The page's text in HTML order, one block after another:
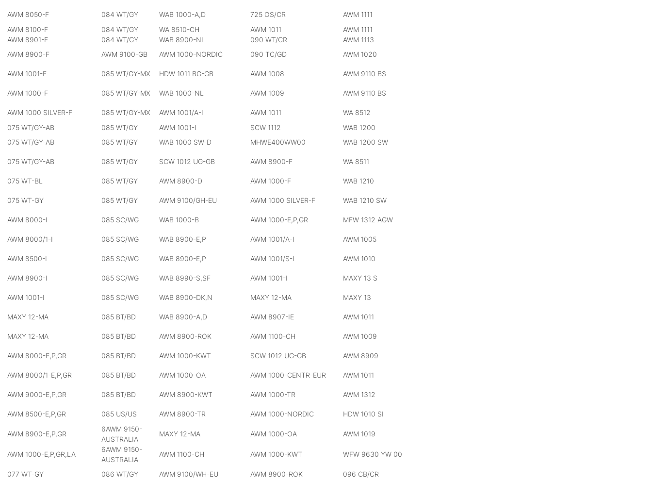
AWM 8050-F 084 WT/GY WAB 1000-A,D 725 OS/CR
AWM 1111
AWM 8100-F
084 WT/GY WA 8510-CH AWM 1011
AWM 1111
AWM 8901-F
084 WT/GY WAB 8900-NL 090 WT/CR
AWM 1113
AWM 8900-F
AWM 9100-GB AWM 1000-NORDIC 090 TC/GD AWM 1020
AWM 1001-F 085 WT/GY-MX HDW 1011 BG-GB AWM 1008 AWM 9110 BS
AWM 1000-F 085 WT/GY-MX WAB 1000-NL AWM 1009 AWM 9110 BS
AWM 1000 SILVER-F 085 WT/GY-MX AWM 1001/A-I AWM 1011
WA 8512
075 WT/GY-AB
085 WT/GY AWM 1001-I SCW 1112
WAB 1200
075 WT/GY-AB
085 WT/GY WAB 1000 SW-D MHWE400WW00 WAB 1200 SW
075 WT/GY-AB 085 WT/GY SCW 1012 UG-GB AWM 8900-F WA 8511
075 WT-BL 085 WT/GY AWM 8900-D AWM 1000-F WAB 1210
075 WT-GY 085 WT/GY AWM 9100/GH-EU AWM 1000 SILVER-F WAB 1210 SW
AWM 8000-I 085 SC/WG WAB 1000-B AWM 1000-E,P,GR MFW 1312 AGW
AWM 8000/1-I 085 SC/WG WAB 8900-E,P AWM 1001/A-I AWM 1005
AWM 8500-I 085 SC/WG WAB 8900-E,P AWM 1001/S-I AWM 1010
AWM 8900-I 085 SC/WG WAB 8990-S,SF AWM 1001-I MAXY 13 S
AWM 1001-I 085 SC/WG WAB 8900-DK,N MAXY 12-MA MAXY 13
MAXY 12-MA 085 BT/BD WAB 8900-A,D AWM 8907-IE AWM 1011
MAXY 12-MA 085 BT/BD AWM 8900-ROK AWM 1100-CH AWM 1009
AWM 8000-E,P,GR 085 BT/BD AWM 1000-KWT SCW 1012 UG-GB AWM 8909
AWM 8000/1-E,P,GR 085 BT/BD AWM 1000-OA AWM 1000-CENTR-EUR AWM 1011
AWM 9000-E,P,GR 085 BT/BD AWM 8900-KWT AWM 1000-TR AWM 1312
AWM 8500-E,P,GR 085 US/US AWM 8900-TR AWM 1000-NORDIC HDW 1010 SI
AWM 8900-E,P,GR
6AWM 9150-
AUSTRALIA
MAXY 12-MA AWM 1000-OA AWM 1019
AWM 1000-E,P,GR,LA
6AWM 9150-
AUSTRALIA
AWM 1100-CH AWM 1000-KWT WFW 9630 YW 00
077 WT-GY 086 WT/GY AWM 9100/WH-EU AWM 8900-ROK 096 CB/CR